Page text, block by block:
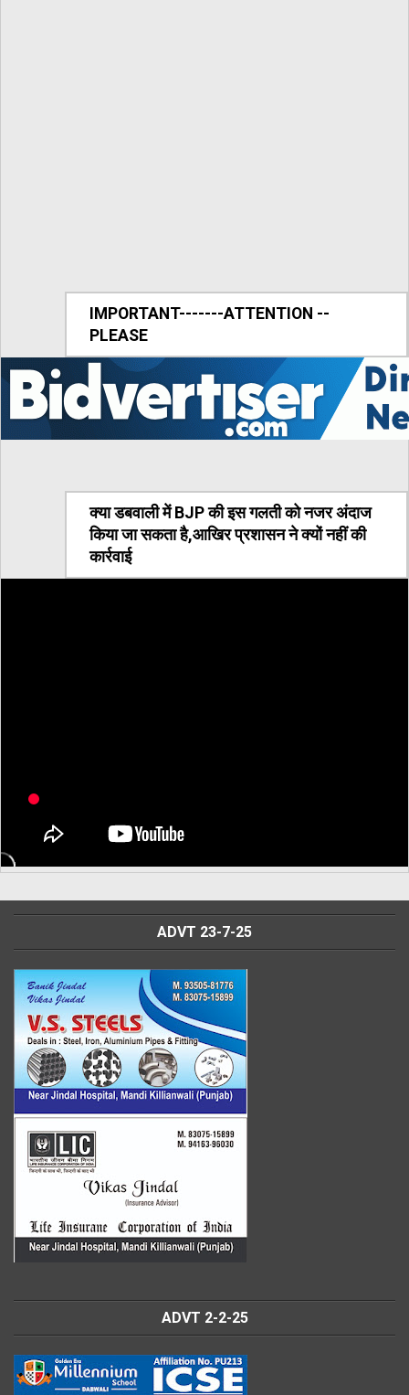
IMPORTANT-------ATTENTION --
PLEASE
क्या डबवाली में BJP की इस गलती को नजर अंदाज
किया जा सकता है,आखिर प्रशासन ने क्यों नहीं की
कार्रवाई
ADVT 23-7-25
ADVT 2-2-25